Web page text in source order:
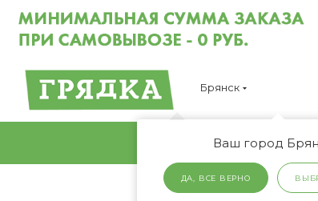
Брянск
Ваш город
ДА, ВСЕ ВЕРНО